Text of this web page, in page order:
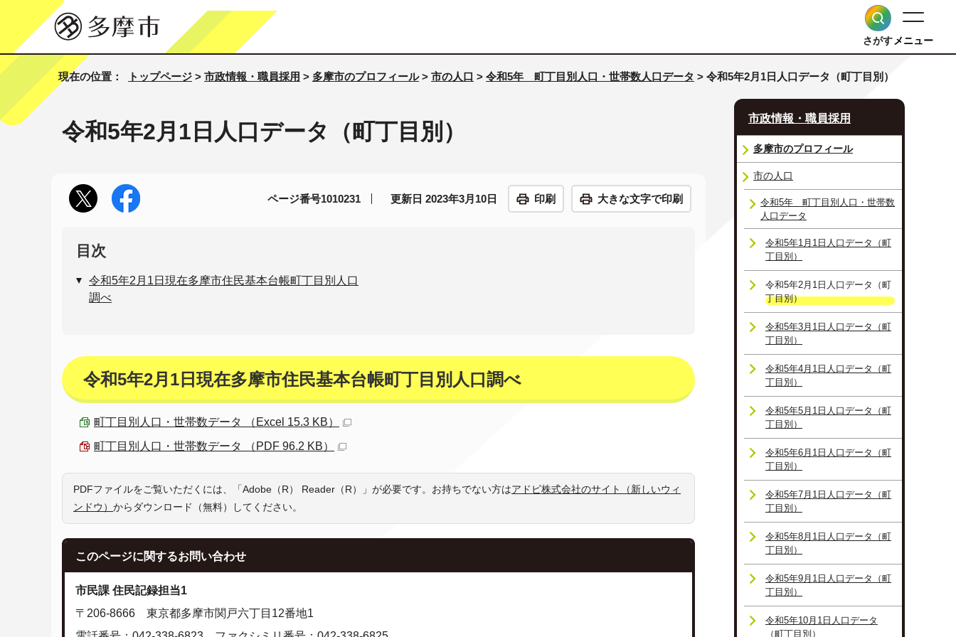
さがすメニュー
現在の位置： トップページ > 市政情報・職員採用 > 多摩市のプロフィール> 市の人口 > 令和5年 町丁目別人口・世帯数人口データ > 令和5年2月1日人口データ（町丁目別）
令和5年2月1日人口データ（町丁目別）
ページ番号1010231 更新日 2023年3月10日 印刷 大きな文字で印刷
目次
令和5年2月1日現在多摩市住民基本台帳町丁目別人口
調べ
令和5年2月1日現在多摩市住民基本台帳町丁目別人口調べ
町丁目別人口・世帯数データ （Excel 15.3 KB）
町丁目別人口・世帯数データ （PDF 96.2 KB）
PDFファイルをご覧いただくには、「Adobe（R） Reader（R）」が必要です。お持ちでない方はアドビ株式会社のサイト（新しいウィ
ンドウ） からダウンロード（無料）してください。
このページに関するお問い合わせ
市民課 住民記録担当1
〒206-8666 東京都多摩市関戸六丁目12番地1
市政情報・職員採用
多摩市のプロフィール
市の人口
令和5年 町丁目別人口・世帯数
人口データ
令和5年1月1日人口データ（町
丁目別）
令和5年2月1日人口データ（町
丁目別）
令和5年3月1日人口データ（町
丁目別）
令和5年4月1日人口データ（町
丁目別）
令和5年5月1日人口データ（町
丁目別）
令和5年6月1日人口データ（町
丁目別）
令和5年7月1日人口データ（町
丁目別）
令和5年8月1日人口データ（町
丁目別）
令和5年9月1日人口データ（町
丁目別）
令和5年10月1日人口データ
（町丁目別）